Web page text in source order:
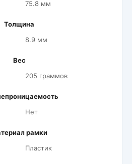
75.8 мм
Толщина
8.9 мм
Вес
205 граммов
Нет
рамки
Пластик